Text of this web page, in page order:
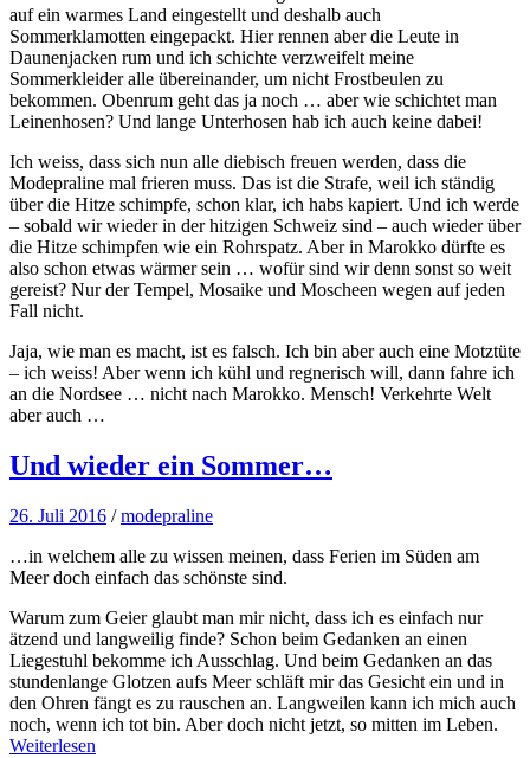
auf ein warmes Land eingestellt und deshalb auch
Sommerklamotten eingepackt. Hier rennen aber die Leute in
Daunenjacken rum und ich schichte verzweifelt meine
Sommerkleider alle übereinander, um nicht Frostbeulen zu
bekommen. Obenrum geht das ja noch … aber wie schichtet man
Leinenhosen? Und lange Unterhosen hab ich auch keine dabei!
Ich weiss, dass sich nun alle diebisch freuen werden, dass die
Modepraline mal frieren muss. Das ist die Strafe, weil ich ständig
über die Hitze schimpfe, schon klar, ich habs kapiert. Und ich werde
– sobald wir wieder in der hitzigen Schweiz sind – auch wieder über
die Hitze schimpfen wie ein Rohrspatz. Aber in Marokko dürfte es
also schon etwas wärmer sein … wofür sind wir denn sonst so weit
gereist? Nur der Tempel, Mosaike und Moscheen wegen auf jeden
Fall nicht.
Jaja, wie man es macht, ist es falsch. Ich bin aber auch eine Motztüte
– ich weiss! Aber wenn ich kühl und regnerisch will, dann fahre ich
an die Nordsee … nicht nach Marokko. Mensch! Verkehrte Welt
aber auch …
Und wieder ein Sommer…
26. Juli 2016 /modepraline
…in welchem alle zu wissen meinen, dass Ferien im Süden am
Meer doch einfach das schönste sind.
Warum zum Geier glaubt man mir nicht, dass ich es einfach nur
ätzend und langweilig finde? Schon beim Gedanken an einen
Liegestuhl bekomme ich Ausschlag. Und beim Gedanken an das
stundenlange Glotzen aufs Meer schläft mir das Gesicht ein und in
den Ohren fängt es zu rauschen an. Langweilen kann ich mich auch
noch, wenn ich tot bin. Aber doch nicht jetzt, so mitten im Leben.
Weiterlesen